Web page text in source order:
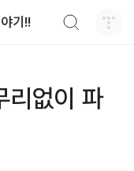
기!!
리없이 파